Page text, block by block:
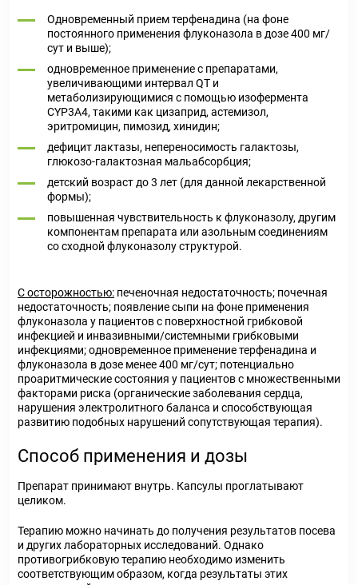
Одновременный прием терфенадина (на фоне
постоянного применения флуконазола в дозе 400 мг/
сут и выше);
одновременное применение с препаратами,
увеличивающими интервал QT и
метаболизирующимися с помощью изофермента
CYP3A4, такими как цизаприд, астемизол,
эритромицин, пимозид, хинидин;
дефицит лактазы, непереносимость галактозы,
глюкозо-галактозная мальабсорбция;
детский возраст до 3 лет (для данной лекарственной
формы);
повышенная чувствительность к флуконазолу, другим
компонентам препарата или азольным соединениям
со сходной флуконазолу структурой.
С осторожностью: печеночная недостаточность; почечная
недостаточность; появление сыпи на фоне применения
флуконазола у пациентов с поверхностной грибковой
инфекцией и инвазивными/системными грибковыми
инфекциями; одновременное применение терфенадина и
флуконазола в дозе менее 400 мг/сут; потенциально
проаритмические состояния у пациентов с множественными
факторами риска (органические заболевания сердца,
нарушения электролитного баланса и способствующая
развитию подобных нарушений сопутствующая терапия).
Способ применения и дозы
Препарат принимают внутрь. Капсулы проглатывают
целиком.
Терапию можно начинать до получения результатов посева
и других лабораторных исследований. Однако
противогрибковую терапию необходимо изменить
соответствующим образом, когда результаты этих